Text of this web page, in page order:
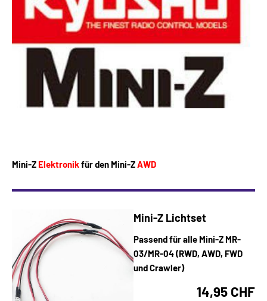
Mini-Z Elektronikfür den Mini-ZAWD
Mini-Z Lichtset
Passend für alle Mini-Z MR-
03/MR-04 (RWD, AWD, FWD
und Crawler)
14,95 CHF